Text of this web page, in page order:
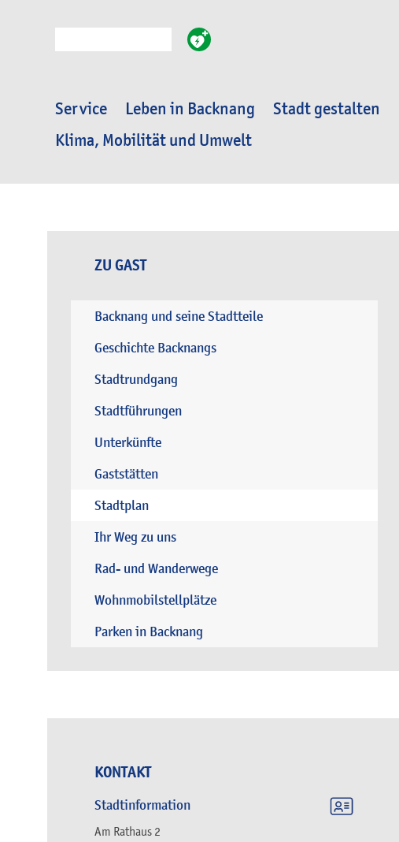
Service Leben in Backnang Stadt gestalten
Klima, Mobilität und Umwelt
ZU GAST
Backnang und seine Stadtteile
Geschichte Backnangs
Stadtrundgang
Stadtführungen
Unterkünfte
Gaststätten
Stadtplan
Ihr Weg zu uns
Rad- und Wanderwege
Wohnmobilstellplätze
Parken in Backnang
KONTAKT
Stadtinformation
Am Rathaus 2